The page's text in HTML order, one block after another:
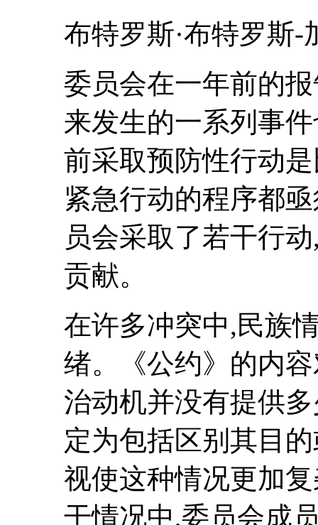
布特罗斯·布特罗斯-
委员会在一年前的
来发生的一系列事
前采取预防性行动
紧急行动的程序都
员会采取了若干行
贡献。
在许多冲突中,民族
绪。《公约》的内
治动机并没有提供
定为包括区别其目
视使这种情况更加
干情况中,委员会成